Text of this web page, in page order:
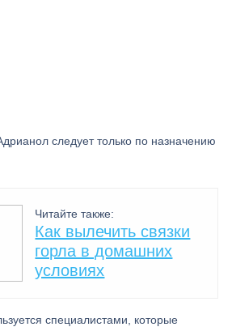
следует только по назначению
Читайте также:
Как вылечить связки
горла в домашних
условиях
специалистами, которые